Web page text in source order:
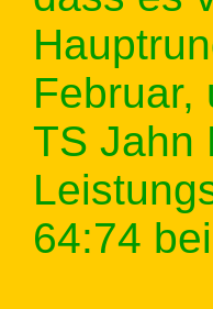
Februar,
TS Jahn
64:74